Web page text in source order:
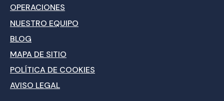
OPERACIONES
NUESTRO EQUIPO
BLOG
MAPA DE SITIO
POLÍTICA DE COOKIES
AVISO LEGAL